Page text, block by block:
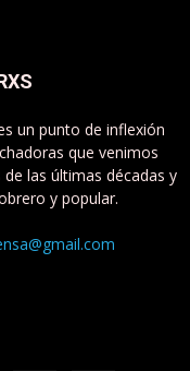
un punto de inflexión
que venimos
las últimas décadas y
y popular.